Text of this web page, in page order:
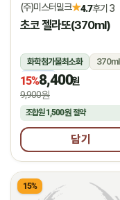
(주)미스터밀크★4.7후기 3
초코 젤라또(370ml)
화학첨가물최소화
370ml
냉동
15%8,400원
9,900원
조합원1,500원 절약
담기
15%